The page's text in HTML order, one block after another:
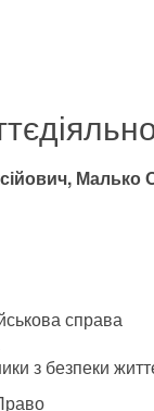
справа
з безпеки